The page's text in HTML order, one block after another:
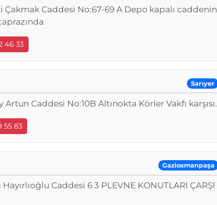
Çakmak Caddesi No:67-69 A Depo kapalı caddenin
46 33
Sarıyer
Caddesi No:10B Altınokta Körler Vakfı karşısı.
55 83
Gaziosmanpaşa
Caddesi 6 3 PLEVNE KONUTLARI ÇARŞI